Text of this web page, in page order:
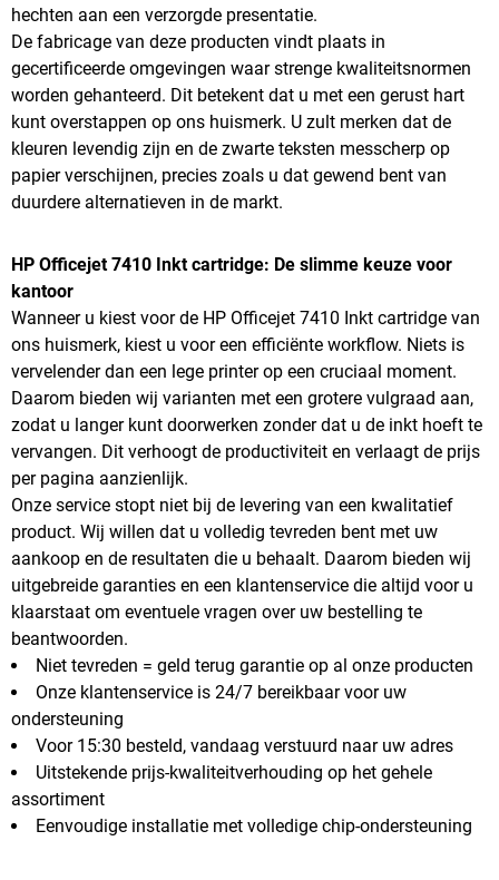
hechten aan een verzorgde presentatie.
De fabricage van deze producten vindt plaats in
gecertificeerde omgevingen waar strenge kwaliteitsnormen
worden gehanteerd. Dit betekent dat u met een gerust hart
kunt overstappen op ons huismerk. U zult merken dat de
kleuren levendig zijn en de zwarte teksten messcherp op
papier verschijnen, precies zoals u dat gewend bent van
duurdere alternatieven in de markt.
HP Officejet 7410 Inkt cartridge: De slimme keuze voor
kantoor
Wanneer u kiest voor de HP Officejet 7410 Inkt cartridge van
ons huismerk, kiest u voor een efficiënte workflow. Niets is
vervelender dan een lege printer op een cruciaal moment.
Daarom bieden wij varianten met een grotere vulgraad aan,
zodat u langer kunt doorwerken zonder dat u de inkt hoeft te
vervangen. Dit verhoogt de productiviteit en verlaagt de prijs
per pagina aanzienlijk.
Onze service stopt niet bij de levering van een kwalitatief
product. Wij willen dat u volledig tevreden bent met uw
aankoop en de resultaten die u behaalt. Daarom bieden wij
uitgebreide garanties en een klantenservice die altijd voor u
klaarstaat om eventuele vragen over uw bestelling te
beantwoorden.
Niet tevreden = geld terug garantie op al onze producten
Onze klantenservice is 24/7 bereikbaar voor uw
ondersteuning
Voor 15:30 besteld, vandaag verstuurd naar uw adres
Uitstekende prijs-kwaliteitverhouding op het gehele
assortiment
Eenvoudige installatie met volledige chip-ondersteuning